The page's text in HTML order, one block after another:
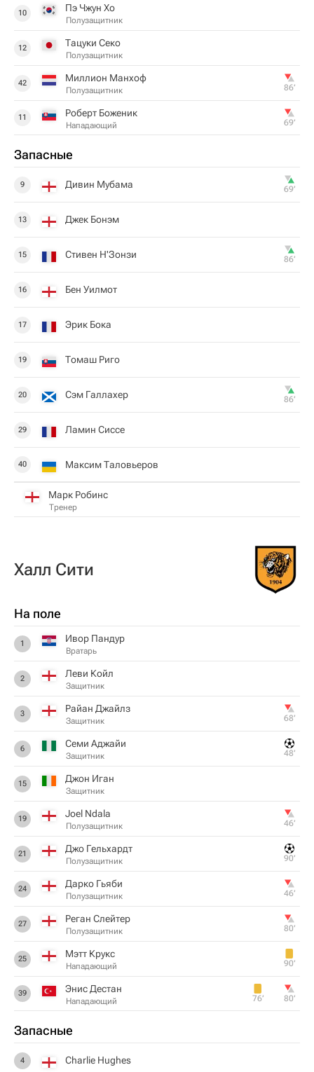
10 Пэ Чжун Хо
Полузащитник
12 Тацуки Секо
Полузащитник
42 Миллион Манхоф
Полузащитник 86‎’‎
11 Роберт Боженик
Нападающий 69‎’‎
Запасные
9 Дивин Мубама 69‎’‎
13 Джек Бонэм
15 Стивен Н'Зонзи 86‎’‎
16 Бен Уилмот
17 Эрик Бока
19 Томаш Риго
20 Сэм Галлахер 86‎’‎
29 Ламин Сиссе
40 Максим Таловьеров
Марк Робинс
Тренер
Халл Сити
На поле
1 Ивор Пандур
Вратарь
2 Леви Койл
Защитник
3 Райан Джайлз
Защитник 68‎’‎
6 Семи Аджайи
Защитник 48‎’‎
15 Джон Иган
Защитник
19 Joel Ndala
Полузащитник 46‎’‎
21 Джо Гельхардт
Полузащитник 90‎’‎
24 Дарко Гьяби
Полузащитник 46‎’‎
27 Реган Слейтер
Полузащитник 80‎’‎
25 Мэтт Крукс
Нападающий 90‎’‎
39 Энис Дестан
Нападающий 76‎’‎ 80‎’‎
Запасные
4 Charlie Hughes